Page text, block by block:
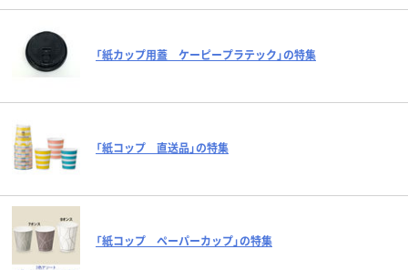
「紙カップ用蓋 ケーピープラテック」の特集
「紙コップ 直送品」の特集
「紙コップ ペーパーカップ」の特集